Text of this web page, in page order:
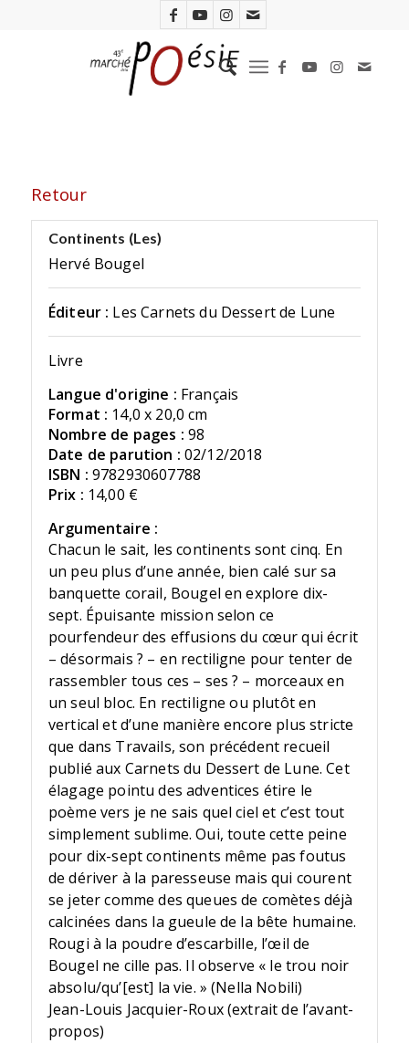
Retour
Continents (Les)
Hervé Bougel
Éditeur : Les Carnets du Dessert de Lune
Livre
Langue d'origine : Français
Format : 14,0 x 20,0 cm
Nombre de pages : 98
Date de parution : 02/12/2018
ISBN : 9782930607788
Prix : 14,00 €
Argumentaire :
Chacun le sait, les continents sont cinq. En
un peu plus d’une année, bien calé sur sa
banquette corail, Bougel en explore dix-
sept. Épuisante mission selon ce
pourfendeur des effusions du cœur qui écrit
– désormais ? – en rectiligne pour tenter de
rassembler tous ces – ses ? – morceaux en
un seul bloc. En rectiligne ou plutôt en
vertical et d’une manière encore plus stricte
que dans Travails, son précédent recueil
publié aux Carnets du Dessert de Lune. Cet
élagage pointu des adventices étire le
poème vers je ne sais quel ciel et c’est tout
simplement sublime. Oui, toute cette peine
pour dix-sept continents même pas foutus
de dériver à la paresseuse mais qui courent
se jeter comme des queues de comètes déjà
calcinées dans la gueule de la bête humaine.
Rougi à la poudre d’escarbille, l’œil de
Bougel ne cille pas. Il observe « le trou noir
absolu/qu’[est] la vie. » (Nella Nobili)
Jean-Louis Jacquier-Roux (extrait de l’avant-
propos)